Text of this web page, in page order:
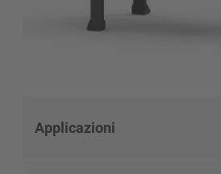
Applicazioni